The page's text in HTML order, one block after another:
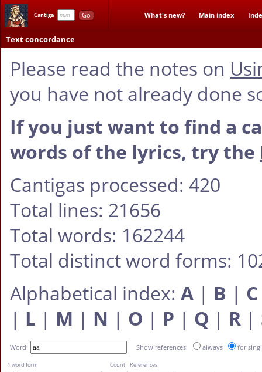
Cantiga Go What's new? Main index
Text concordance
Please read the notes on
you have not already done
If you just want to find a
words of the lyrics, try the
Cantigas processed: 420
Total lines: 21656
Total words: 162244
Total distinct word forms:
Alphabetical index: A | B | C
| L | M | N | O | P | Q | R |
Word: Show references: always for
1 word form Count References